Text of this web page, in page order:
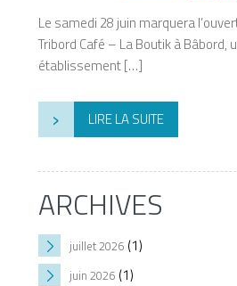
Le samedi 28 juin marquera
Tribord Café – La Boutik à Bâbord,
établissement […]
› LIRE LA SUITE
ARCHIVES
juillet 2026(1)
juin 2026(1)